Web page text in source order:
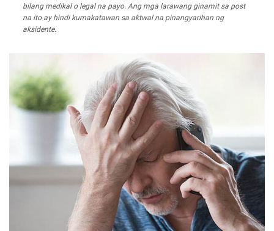
bilang medikal o legal na payo. Ang mga larawang ginamit sa post
na ito ay hindi kumakatawan sa aktwal na pinangyarihan ng
aksidente.